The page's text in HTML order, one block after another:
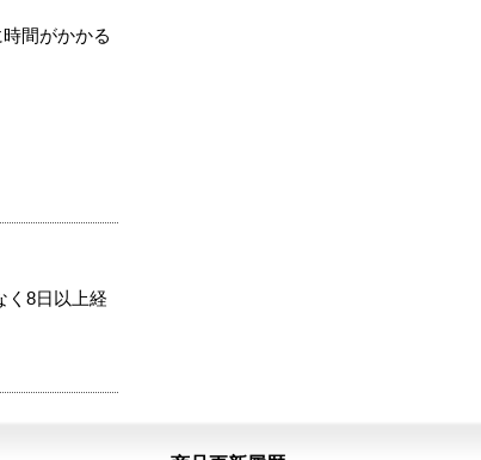
間がかかる
く8日以上経